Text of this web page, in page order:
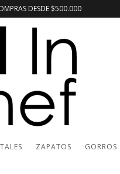
DESDE $500.000
ZAPATOS GORROS